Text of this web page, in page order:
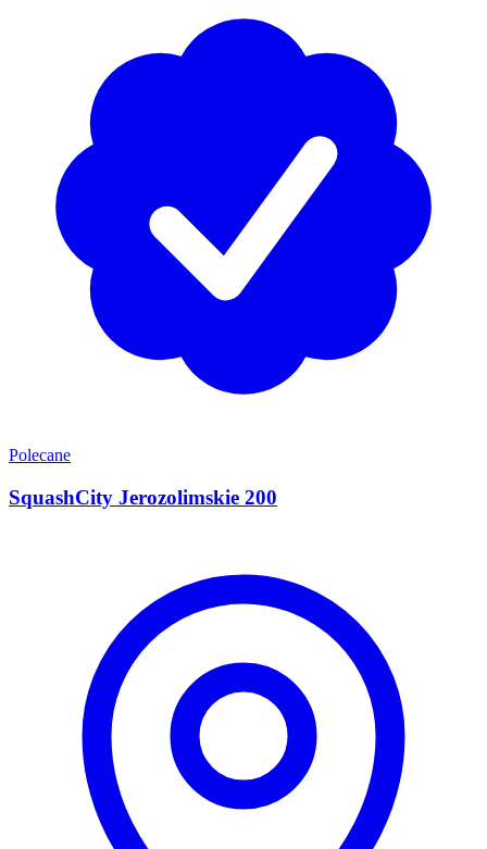
Polecane
SquashCity Jerozolimskie 200